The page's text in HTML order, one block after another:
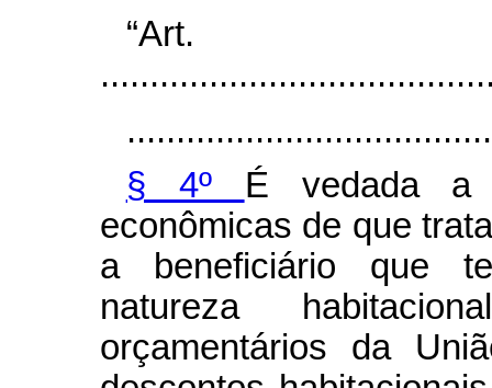
§ 4º É vedada a
econômicas de que
a beneficiário que
natureza
orçamentários da